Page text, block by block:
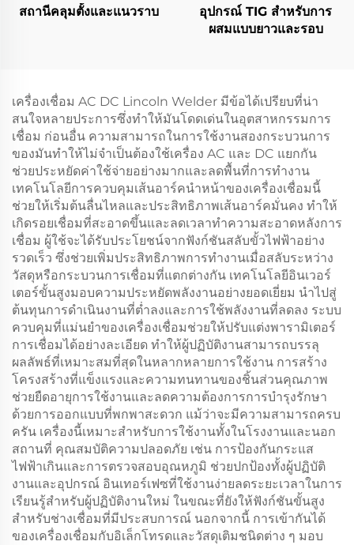
สถานีคลุมตั้งและแนวราบ
อุปกรณ์ TIG สําหรับการ
ผสมแบบยาวและรอบ
เครื่องเชื่อม AC DC Lincoln Welder มีข้อได้เปรียบที่น่า
สนใจหลายประการซึ่งทำให้มันโดดเด่นในอุตสาหกรรมการ
เชื่อม ก่อนอื่น ความสามารถในการใช้งานสองกระบวนการ
ของมันทำให้ไม่จำเป็นต้องใช้เครื่อง AC และ DC แยกกัน
ช่วยประหยัดค่าใช้จ่ายอย่างมากและลดพื้นที่การทำงาน
เทคโนโลยีการควบคุมเส้นอาร์คนำหน้าของเครื่องเชื่อมนี้
ช่วยให้เริ่มต้นลื่นไหลและประสิทธิภาพเส้นอาร์คมั่นคง ทำให้
เกิดรอยเชื่อมที่สะอาดขึ้นและลดเวลาทำความสะอาดหลังการ
เชื่อม ผู้ใช้จะได้รับประโยชน์จากฟังก์ชันสลับขั้วไฟฟ้าอย่าง
รวดเร็ว ซึ่งช่วยเพิ่มประสิทธิภาพการทำงานเมื่อสลับระหว่าง
วัสดุหรือกระบวนการเชื่อมที่แตกต่างกัน เทคโนโลยีอินเวอร์
เตอร์ขั้นสูงมอบความประหยัดพลังงานอย่างยอดเยี่ยม นำไปสู่
ต้นทุนการดำเนินงานที่ต่ำลงและการใช้พลังงานที่ลดลง ระบบ
ควบคุมที่แม่นยำของเครื่องเชื่อมช่วยให้ปรับแต่งพารามิเตอร์
การเชื่อมได้อย่างละเอียด ทำให้ผู้ปฏิบัติงานสามารถบรรลุ
ผลลัพธ์ที่เหมาะสมที่สุดในหลากหลายการใช้งาน การสร้าง
โครงสร้างที่แข็งแรงและความทนทานของชิ้นส่วนคุณภาพ
ช่วยยืดอายุการใช้งานและลดความต้องการการบำรุงรักษา
ด้วยการออกแบบที่พกพาสะดวก แม้ว่าจะมีความสามารถครบ
ครัน เครื่องนี้เหมาะสำหรับการใช้งานทั้งในโรงงานและนอก
สถานที่ คุณสมบัติความปลอดภัย เช่น การป้องกันกระแส
ไฟฟ้าเกินและการตรวจสอบอุณหภูมิ ช่วยปกป้องทั้งผู้ปฏิบัติ
งานและอุปกรณ์ อินเทอร์เฟซที่ใช้งานง่ายลดระยะเวลาในการ
เรียนรู้สำหรับผู้ปฏิบัติงานใหม่ ในขณะที่ยังให้ฟังก์ชันขั้นสูง
สำหรับช่างเชื่อมที่มีประสบการณ์ นอกจากนี้ การเข้ากันได้
ของเครื่องเชื่อมกับอิเล็กโทรดและวัสดุเติมชนิดต่าง ๆ มอบ